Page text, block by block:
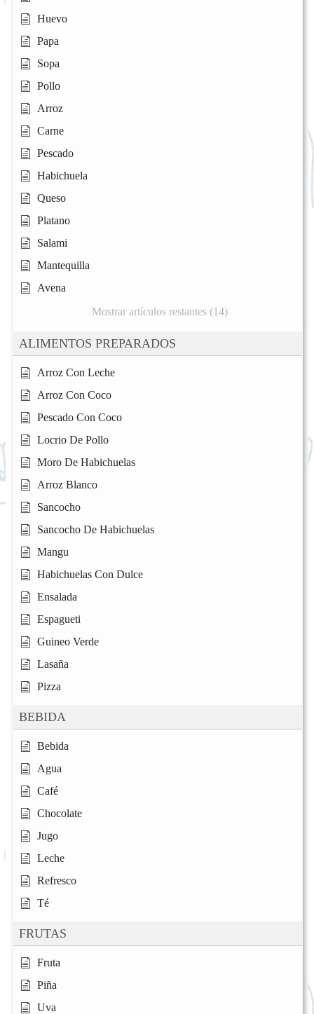
Huevo
Papa
Sopa
Pollo
Arroz
Carne
Pescado
Habichuela
Queso
Platano
Salami
Mantequilla
Avena
Mostrar artículos restantes (14)
ALIMENTOS PREPARADOS
Arroz Con Leche
Arroz Con Coco
Pescado Con Coco
Locrio De Pollo
Moro De Habichuelas
Arroz Blanco
Sancocho
Sancocho De Habichuelas
Mangu
Habichuelas Con Dulce
Ensalada
Espagueti
Guineo Verde
Lasaña
Pizza
BEBIDA
Bebida
Agua
Café
Chocolate
Jugo
Leche
Refresco
Té
FRUTAS
Fruta
Piña
Uva